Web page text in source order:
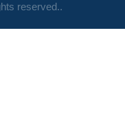
reserved..